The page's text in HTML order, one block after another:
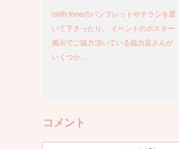
cloth toneのパンフレットやチラシを置
いて下さったり、 イベントのポスター
掲示でご協力頂いている協力店さんが
いくつか…
コメント